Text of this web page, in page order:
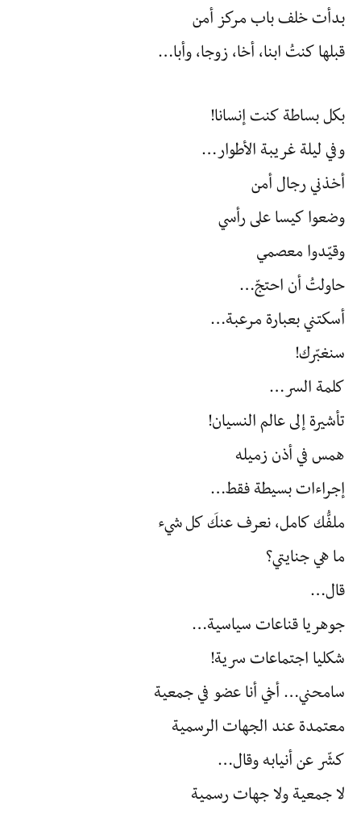
بدأت خلف باب مركز أمن
قبلها كنتُ ابنا، أخا، زوجا، وأبا…
بكل بساطة كنت إنسانا!
وفي ليلة غريبة الأطوار…
أخذني رجال أمن
وضعوا كيسا على رأسي
وقيّدوا معصمي
حاولتُ أن احتجّ…
أسكتني بعبارة مرعبة…
سنغبّرك!
كلمة السر…
تأشيرة إلى عالم النسيان!
همس في أذن زميله
إجراءات بسيطة فقط…
ملفُّك كامل، نعرف عنكَ كل شيء
ما هي جنايتي؟
قال…
جوهريا قناعات سياسية…
شكليا اجتماعات سرية!
سامحني… أخي أنا عضو في جمعية
معتمدة عند الجهات الرسمية
كشّر عن أنيابه وقال…
لا جمعية ولا جهات رسمية